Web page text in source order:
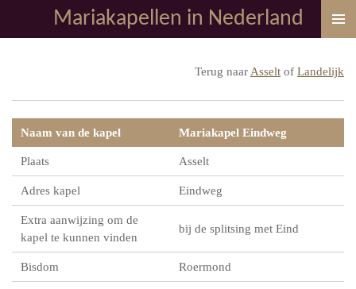
direct
Mariakapellen in Nederland
Terug naar Asselt of Landelijk
Naam van de kapel Mariakapel Eindweg
Plaats Asselt
Adres kapel Eindweg
Extra aanwijzing om de
kapel te kunnen vinden
bij de splitsing met Eind
Bisdom Roermond